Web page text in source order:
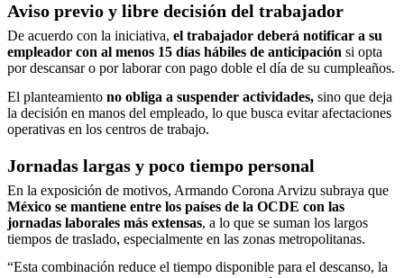
Aviso previo y libre decisión del trabajador
De acuerdo con la iniciativa, el trabajador deberá notificar a su
empleador con al menos 15 días hábiles de anticipación si opta
por descansar o por laborar con pago doble el día de su cumpleaños.
El planteamiento no obliga a suspender actividades, sino que deja
la decisión en manos del empleado, lo que busca evitar afectaciones
operativas en los centros de trabajo.
Jornadas largas y poco tiempo personal
En la exposición de motivos, Armando Corona Arvizu subraya que
México se mantiene entre los países de la OCDE con las
jornadas laborales más extensas, a lo que se suman los largos
tiempos de traslado, especialmente en las zonas metropolitanas.
“Esta combinación reduce el tiempo disponible para el descanso, la